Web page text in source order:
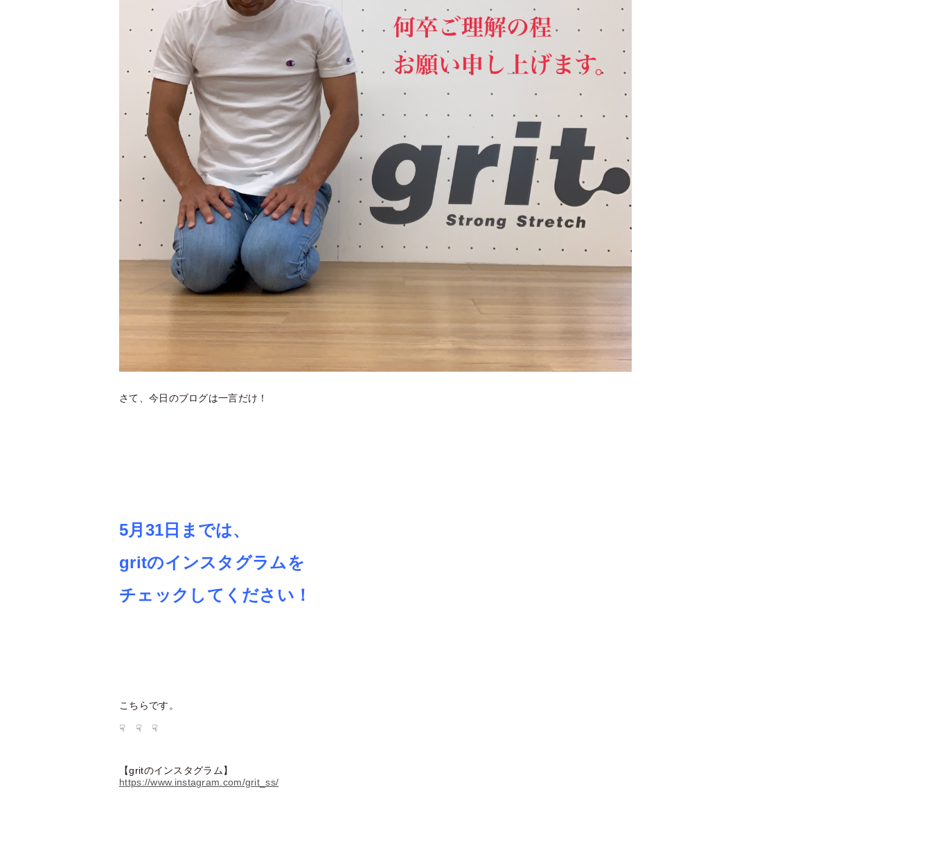
さて、今日のブログは一言だけ！
5月31日までは、
gritのインスタグラムを
チェックしてください！
こちらです。
☟ ☟ ☟
【gritのインスタグラム】
https://www.instagram.com/grit_ss/